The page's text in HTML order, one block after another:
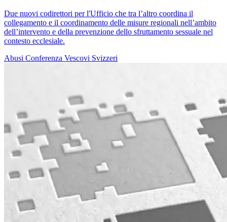
Due nuovi codirettori per l'Ufficio che tra l’altro coordina il
collegamento e il coordinamento delle misure regionali nell’ambito
dell’intervento e della prevenzione dello sfruttamento sessuale nel
contesto ecclesiale.
Abusi Conferenza Vescovi Svizzeri